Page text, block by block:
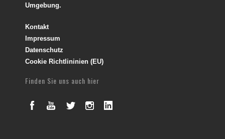
Umgebung.
Kontakt
Impressum
Datenschutz
Cookie Richtlininien (EU)
Finden Sie uns auch hier